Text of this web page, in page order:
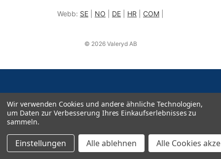
Webb: SE NO DE HR COM
© 2026 Valeryd AB
Wir verwenden Cookies und andere ähnliche Technologien,
um Daten zur Verbesserung Ihres Einkaufserlebnisses zu
sammeln.
Einstellungen Alle ablehnen Alle Cookies